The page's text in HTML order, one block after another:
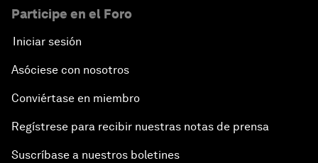
Participe en el Foro
Iniciar sesión
Asóciese con nosotros
Conviértase en miembro
Regístrese para recibir nuestras notas de prensa
Suscríbase a nuestros boletines